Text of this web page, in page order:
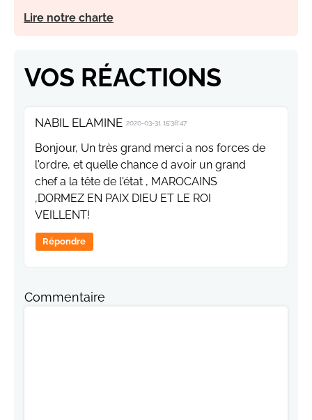
Lire notre charte
VOS RÉACTIONS
NABIL ELAMINE 2020-03-31 15:38:47
Bonjour, Un très grand merci a nos forces de
l'ordre, et quelle chance d avoir un grand
chef a la tête de l'état , MAROCAINS
,DORMEZ EN PAIX DIEU ET LE ROI
VEILLENT!
Répondre
Commentaire